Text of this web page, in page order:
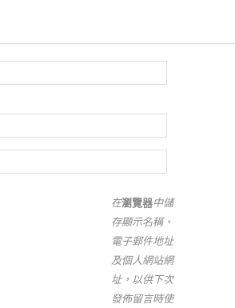
在瀏覽器中儲
存顯示名稱、
電子郵件地址
及個人網站網
址，以供下次
發佈留言時使